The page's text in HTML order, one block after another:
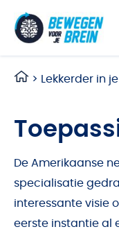
> Lekkerder in
De Amerikaanse
specialisatie
interessante visie
eerste instantie al